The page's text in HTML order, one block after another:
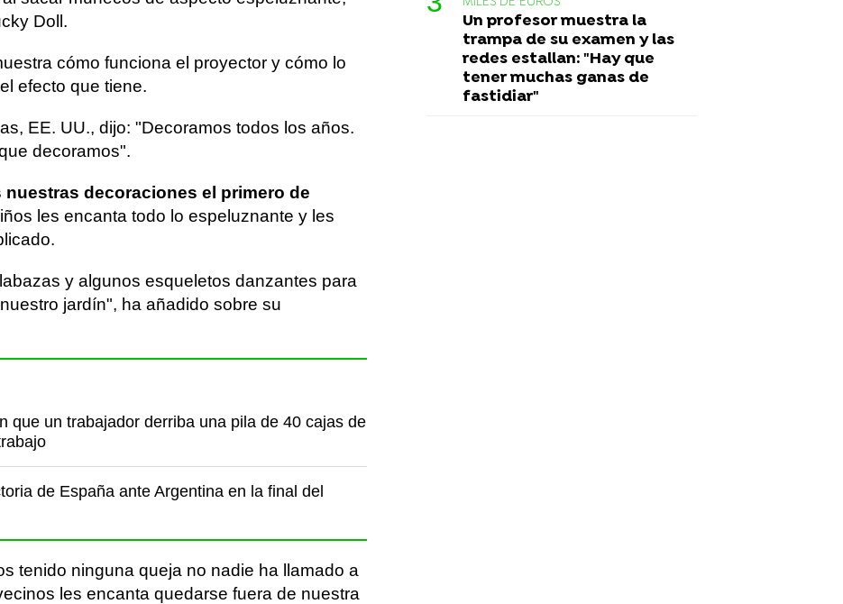
Doll.
cómo funciona el proyector y cómo lo
efecto que tiene.
EE. UU., dijo: "Decoramos todos los años.
decoramos".
nuestras decoraciones el primero de
les encanta todo lo espeluznante y les
y algunos esqueletos danzantes para
jardín", ha añadido sobre su
que un trabajador derriba una pila de 40 cajas de
de España ante Argentina en la final del
tenido ninguna queja no nadie ha llamado a
les encanta quedarse fuera de nuestra
Un profesor muestra la
trampa de su examen y las
redes estallan: "Hay que
tener muchas ganas de
fastidiar"